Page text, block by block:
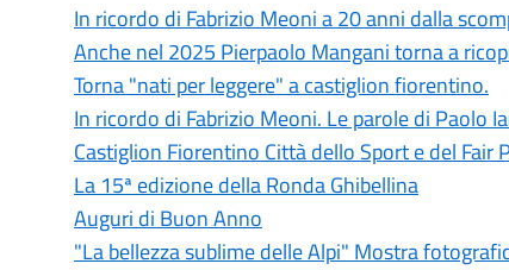
In ricordo di Fabrizio Meoni a 20 anni dalla
Anche nel 2025 Pierpaolo Mangani torna a
Torna "nati per leggere" a castiglion fiorentino.
In ricordo di Fabrizio Meoni. Le parole di Paolo
Castiglion Fiorentino Città dello Sport e del Fair
La 15ª edizione della Ronda Ghibellina
Auguri di Buon Anno
"La bellezza sublime delle Alpi" Mostra